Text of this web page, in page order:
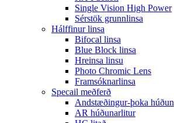
Single Vision High Power
Sérstök grunnlinsa
Hálffinur linsa
Bifocal linsa
Blue Block linsa
Hreinsa linsu
Photo Chromic Lens
Framsóknarlinsa
Specail meðferð
Andstæðingur-þoka húðun
AR húðunarlitur